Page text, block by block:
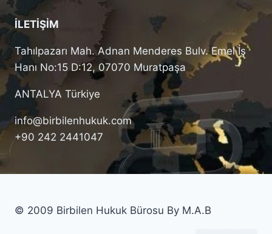
İLETİŞİM
Tahılpazarı Mah. Adnan Menderes Bulv. Emel İş
Hanı No:15 D:12, 07070 Muratpaşa
ANTALYA Türkiye
info@birbilenhukuk.com
+90 242 2441047
© 2009 Birbilen Hukuk Bürosu By M.A.B